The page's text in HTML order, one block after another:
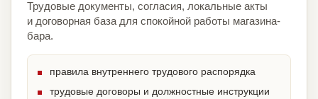
Трудовые документы, согласия, локальные акты
и договорная база для спокойной работы магазина-
бара.
правила внутреннего трудового распорядка
трудовые договоры и должностные инструкции